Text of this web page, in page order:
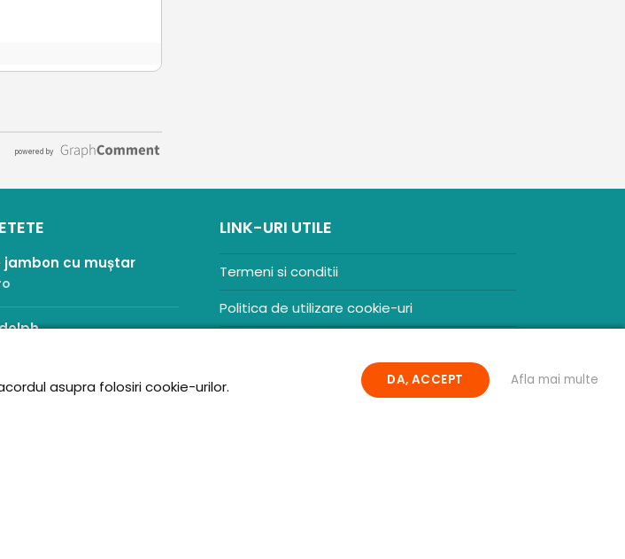
jambon cu muștar
cu mere și scorțișoară
LINK-URI UTILE
Termeni si conditii
Politica de utilizare cookie-uri
ANPC
asupra folosiri cookie-urilor. DA, ACCEPT Afla mai multe